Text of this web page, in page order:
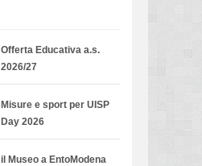
Offerta Educativa a.s.
2026/27
Misure e sport per UISP
Day 2026
il Museo a EntoModena